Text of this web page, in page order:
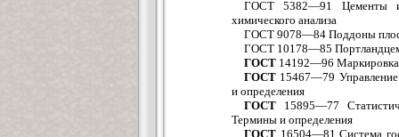
ГОСТ 5382—91 Цементы и
химического анализа
ГОСТ 9078—84 Поддоны
ГОСТ 10178—85
ГОСТ 14192—96 Маркировка
ГОСТ 15467—79
и определения
ГОСТ 15895—77
Термины и определения
ГОСТ 16504—81 Система